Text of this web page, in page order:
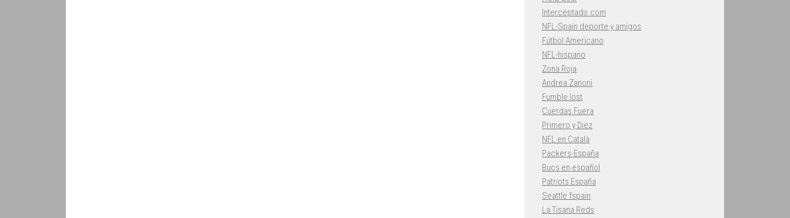
Interceptado.com
NFL-Spain deporte y amigos
Fútbol Americano
NFL-hispano
Zona Roja
Andrea Zanoni
Fumble lost
Cuerdas Fuera
Primero y Diez
NFL en Català
Packers-España
Bucs en español
Patriots España
Seattle fspain
La Tisana Reds